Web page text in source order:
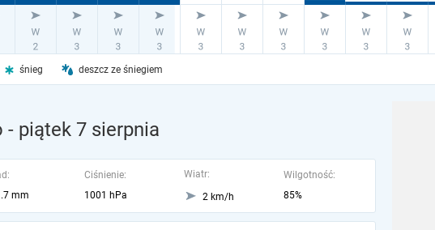
śnieg deszcz ze śniegiem
- piątek 7 sierpnia
mm
Ciśnienie:
1001 hPa
Wiatr:
2 km/h
Wilgotność:
85%